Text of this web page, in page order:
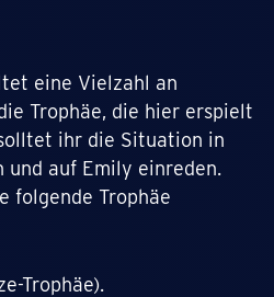
eine Vielzahl an
Trophäe, die hier erspielt
ihr die Situation in
und auf Emily einreden.
folgende Trophäe
Trophäe).